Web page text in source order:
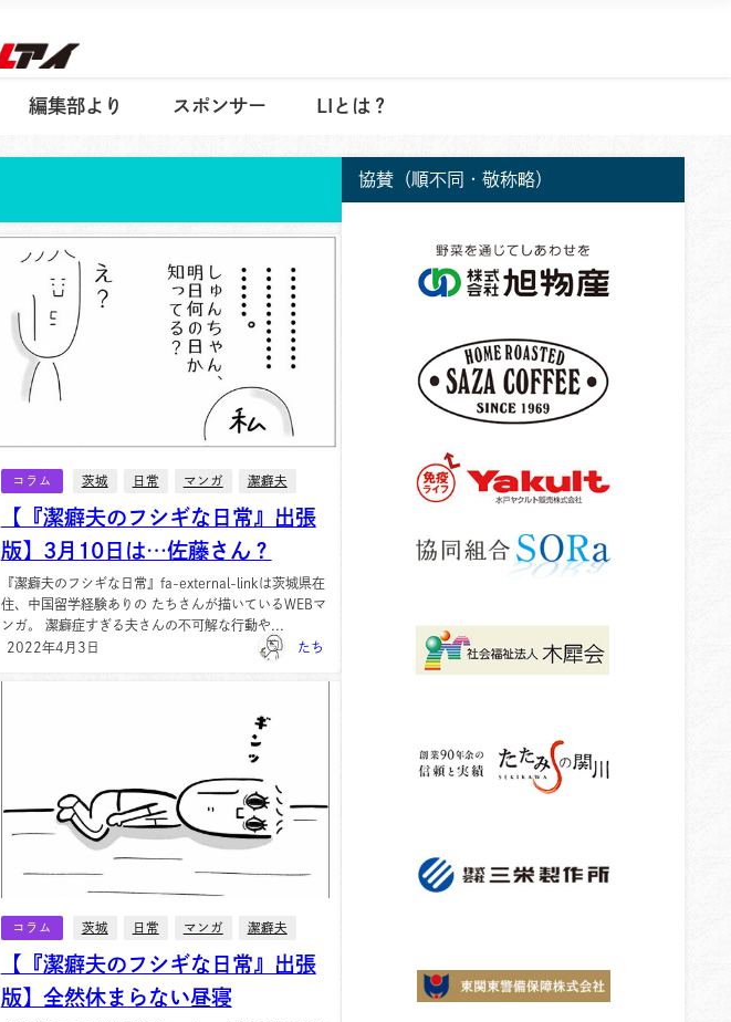
編集部より スポンサー LIとは？
コラム 茨城 日常 マンガ 潔癖夫
【『潔癖夫のフシギな日常』出張
版】3月10日は…佐藤さん？
『潔癖夫のフシギな日常』fa-external-linkは茨城県在
住、中国留学経験ありの たちさんが描いているWEBマ
ンガ。 潔癖症すぎる夫さんの不可解な行動や...
2022年4月3日
たち
コラム 茨城 日常 マンガ 潔癖夫
【『潔癖夫のフシギな日常』出張
版】全然休まらない昼寝
協賛（順不同・敬称略）